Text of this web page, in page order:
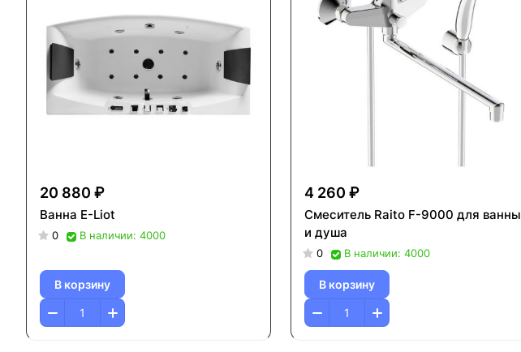
20 880 ₽
Ванна Е-Liot
0 В наличии: 4000
В корзину
4 260 ₽
Смеситель Raito F-9000 для ванны
и душа
0 В наличии: 4000
В корзину